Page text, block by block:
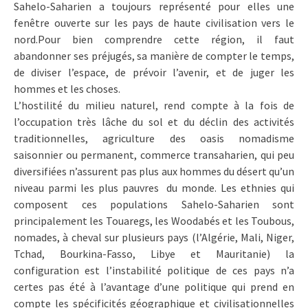
Sahelo-Saharien a toujours représenté pour elles une
fenêtre ouverte sur les pays de haute civilisation vers le
nord.Pour bien comprendre cette région, il faut
abandonner ses préjugés, sa manière de compter le temps,
de diviser l’espace, de prévoir l’avenir, et de juger les
hommes et les choses.
L’hostilité du milieu naturel, rend compte à la fois de
l’occupation très lâche du sol et du déclin des activités
traditionnelles, agriculture des oasis nomadisme
saisonnier ou permanent, commerce transaharien, qui peu
diversifiées n’assurent pas plus aux hommes du désert qu’un
niveau parmi les plus pauvres du monde. Les ethnies qui
composent ces populations Sahelo-Saharien sont
principalement les Touaregs, les Woodabés et les Toubous,
nomades, à cheval sur plusieurs pays (l’Algérie, Mali, Niger,
Tchad, Bourkina-Fasso, Libye et Mauritanie) la
configuration est l’instabilité politique de ces pays n’a
certes pas été à l’avantage d’une politique qui prend en
compte les spécificités géographique et civilisationnelles